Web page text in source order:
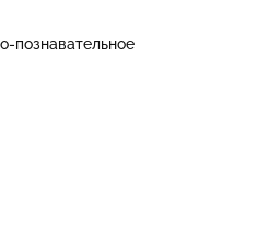
познавательное